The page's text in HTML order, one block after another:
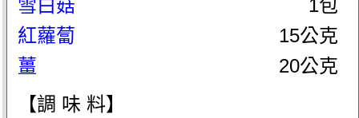
雪白菇
1包
紅蘿蔔
15公克
薑
20公克
【調 味 料】